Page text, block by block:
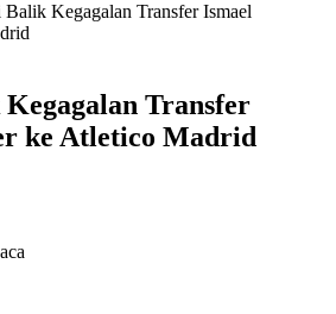
Balik Kegagalan Transfer Ismael
Transfer
ke Atletico Madrid